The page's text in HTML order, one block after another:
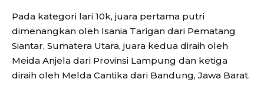
Pada kategori lari 10k, juara pertama putri
dimenangkan oleh Isania Tarigan dari Pematang
Siantar, Sumatera Utara, juara kedua diraih oleh
Meida Anjela dari Provinsi Lampung dan ketiga
diraih oleh Melda Cantika dari Bandung, Jawa Barat.